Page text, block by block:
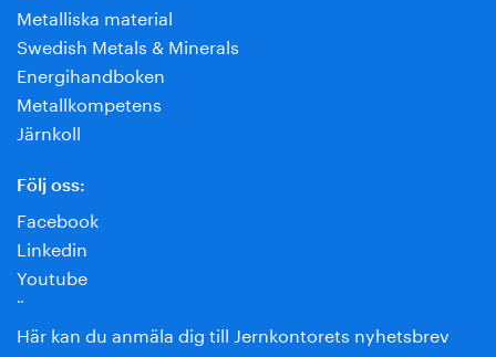
Metalliska material
Swedish Metals & Minerals
Energihandboken
Metallkompetens
Järnkoll
Följ oss:
Facebook
Linkedin
Youtube
¨
Här kan du anmäla dig till Jernkontorets nyhetsbrev